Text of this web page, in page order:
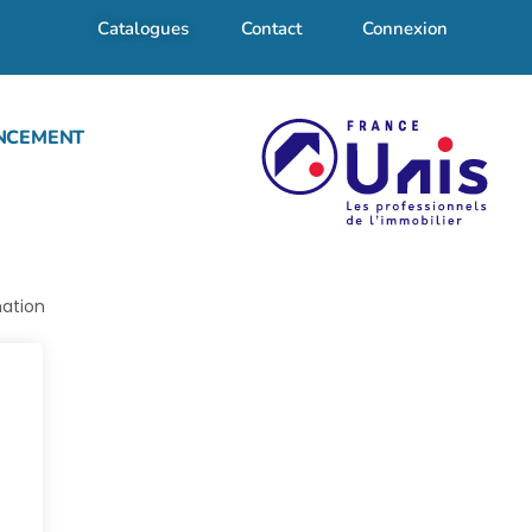
Catalogues Contact Connexion